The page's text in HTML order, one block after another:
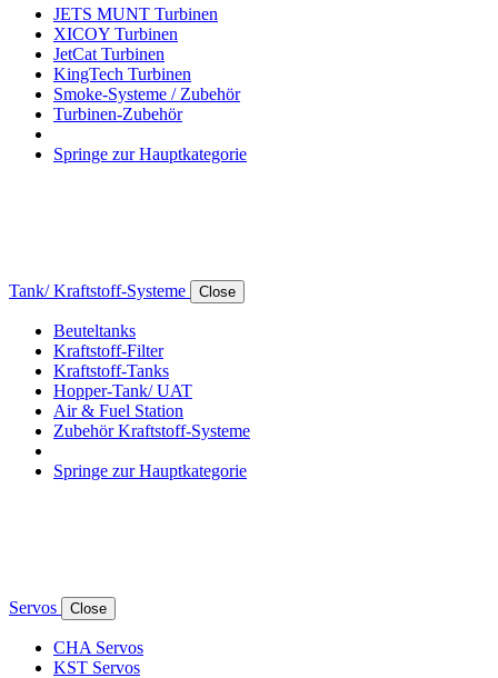
JETS MUNT Turbinen
XICOY Turbinen
JetCat Turbinen
KingTech Turbinen
Smoke-Systeme / Zubehör
Turbinen-Zubehör
Springe zur Hauptkategorie
Tank/ Kraftstoff-Systeme Close
Beuteltanks
Kraftstoff-Filter
Kraftstoff-Tanks
Hopper-Tank/ UAT
Air & Fuel Station
Zubehör Kraftstoff-Systeme
Springe zur Hauptkategorie
Servos Close
CHA Servos
KST Servos